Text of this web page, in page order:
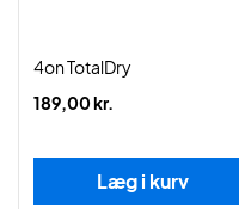
4on TotalDry
189,00 kr.
Læg i kurv